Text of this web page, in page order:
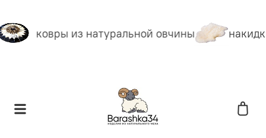
ковры из натуральной овчины